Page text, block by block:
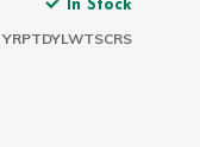
In Stock
YRPTDYLWTSCRS